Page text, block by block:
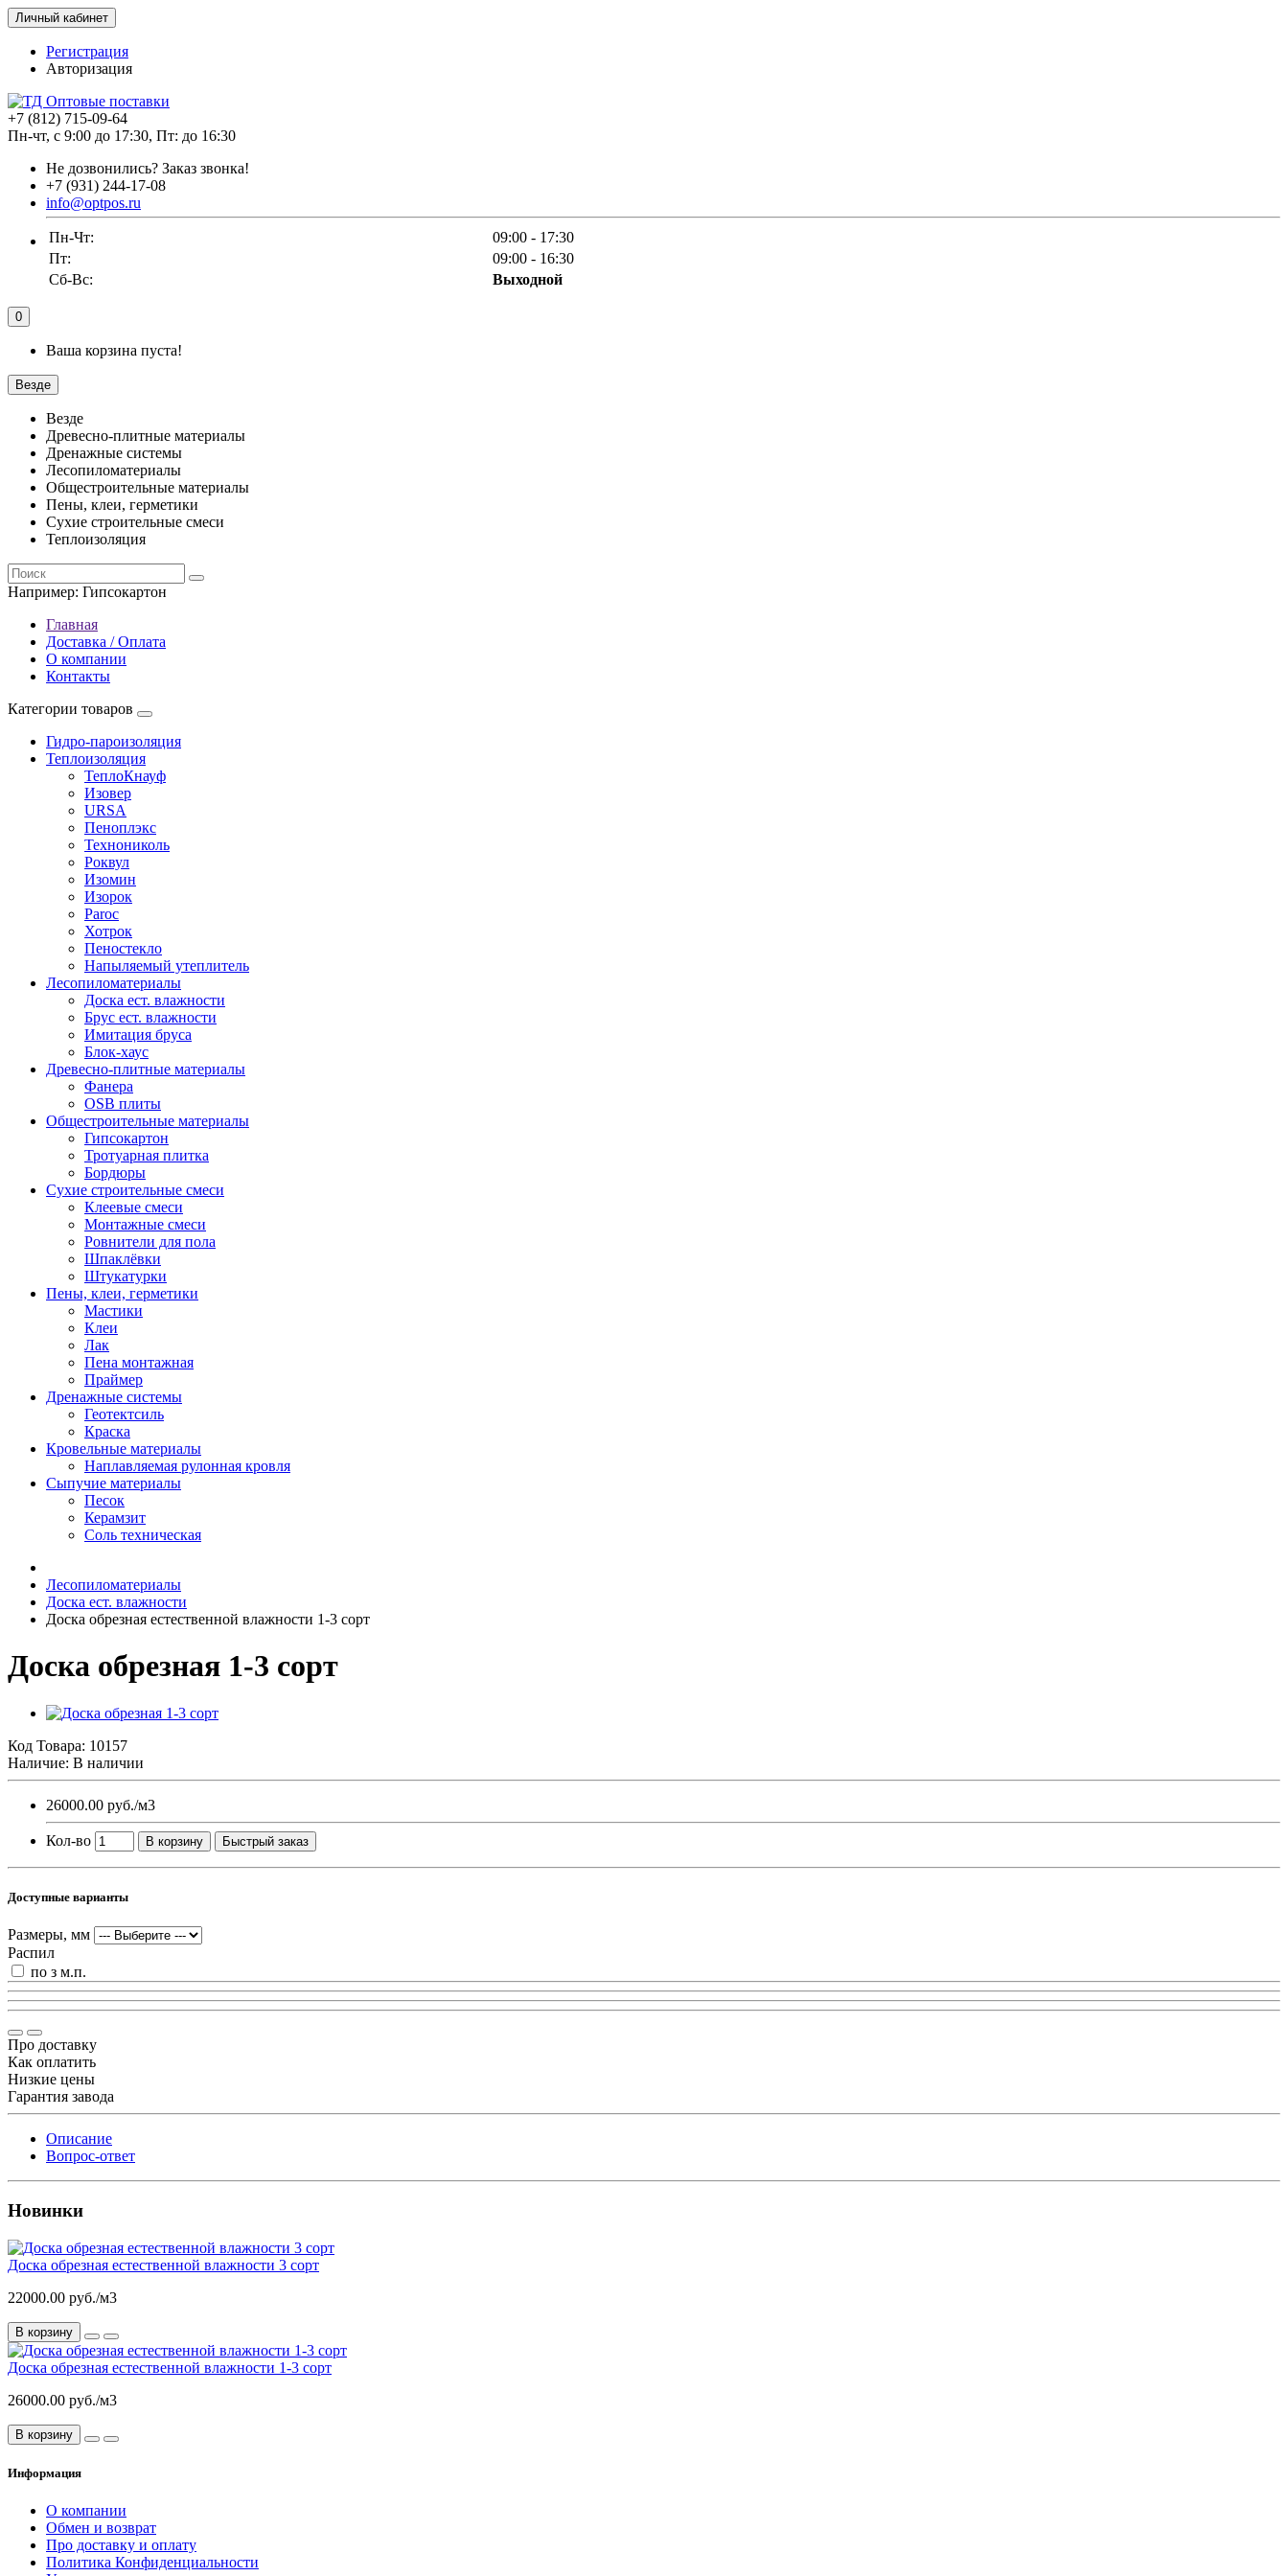
Личный кабинет
Регистрация
Авторизация
+7 (812) 715-09-64
Пн-чт, с 9:00 до 17:30, Пт: до 16:30
Не дозвонились? Заказ звонка!
+7 (931) 244-17-08
info@optpos.ru
Пн-Чт:
09:00 - 17:30
Пт:
09:00 - 16:30
Сб-Вс:
Выходной
0
Ваша корзина пуста!
Везде
Везде
Древесно-плитные материалы
Дренажные системы
Лесопиломатериалы
Общестроительные материалы
Пены, клеи, герметики
Сухие строительные смеси
Теплоизоляция
Например: Гипсокартон
Главная
Доставка / Оплата
О компании
Контакты
Категории товаров
Гидро-пароизоляция
Теплоизоляция
ТеплоКнауф
Изовер
URSA
Пеноплэкс
Технониколь
Роквул
Изомин
Изорок
Paroc
Хотрок
Пеностекло
Напыляемый утеплитель
Лесопиломатериалы
Доска ест. влажности
Брус ест. влажности
Имитация бруса
Блок-хаус
Древесно-плитные материалы
Фанера
OSB плиты
Общестроительные материалы
Гипсокартон
Тротуарная плитка
Бордюры
Сухие строительные смеси
Клеевые смеси
Монтажные смеси
Ровнители для пола
Шпаклёвки
Штукатурки
Пены, клеи, герметики
Мастики
Клеи
Лак
Пена монтажная
Праймер
Дренажные системы
Геотектсиль
Краска
Кровельные материалы
Наплавляемая рулонная кровля
Сыпучие материалы
Песок
Керамзит
Соль техническая
Лесопиломатериалы
Доска ест. влажности
Доска обрезная естественной влажности 1-3 сорт
Доска обрезная 1-3 сорт
Код Товара: 10157
Наличие: В наличии
26000.00 руб./м3
Кол-во В корзину Быстрый заказ
Доступные варианты
Размеры, мм
Распил
по з м.п.
Про доставку
Как оплатить
Низкие цены
Гарантия завода
Описание
Вопрос-ответ
Новинки
Доска обрезная естественной влажности 3 сорт
22000.00 руб./м3
В корзину
Доска обрезная естественной влажности 1-3 сорт
26000.00 руб./м3
В корзину
Информация
О компании
Обмен и возврат
Про доставку и оплату
Политика Конфиденциальности